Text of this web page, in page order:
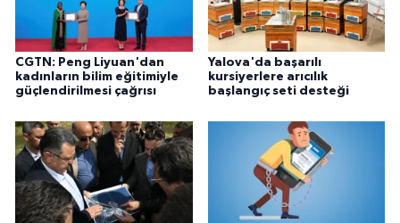
CGTN: Peng Liyuan'dan
kadınların bilim eğitimiyle
güçlendirilmesi çağrısı
Yalova'da başarılı
kursiyerlere arıcılık
başlangıç seti desteği